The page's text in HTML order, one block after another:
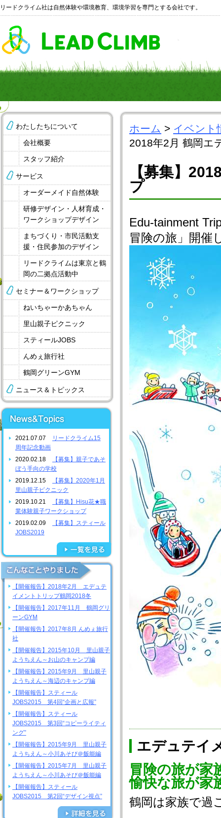
リードクライム社は自然体験や環境教育、環境学習を専門とする会社です。
ホーム > イベント
2018年2月 鶴岡エ
【募集】
プ
Edu-tainment
冒険の旅」開催
エデュテイ
冒険の旅が家
愉快な旅が家
鶴岡は家族で過
わたしたちについて
会社概要
スタッフ紹介
サービス
オーダーメイド自然体験
研修デザイン・人材育成・
ワークショップデザイン
まちづくり・市民活動支
援・住民参加のデザイン
リードクライムは東京と鶴
岡の二拠点活動中
セミナー＆ワークショップ
ねいちゃーかあちゃん
里山親子ピクニック
スティールJOBS
んめぇ旅行社
鶴岡グリーンGYM
ニュース＆トピックス
2021.07.07
リードクライム15
周年記念動画
2020.02.18
【募集】親子であそ
ぼう手向の学校
2019.12.15
【募集】2020年1月
里山親子ピクニック
2019.10.21
【募集】Hisu花★職
業体験親子ワークショップ
2019.02.09
【募集】スティール
JOBS2019
【開催報告】2018年2月 エデュテ
イメントトリップ鶴岡2018冬
【開催報告】2017年11月 鶴岡グリ
ーンGYM
【開催報告】2017年8月 んめぇ旅行
社
【開催報告】2015年10月 里山親子
ようちえん～お山のキャンプ編
【開催報告】2015年9月 里山親子
ようちえん～海辺のキャンプ編
【開催報告】スティール
JOBS2015 第4回“企画と広報”
【開催報告】スティール
JOBS2015 第3回“コピーライティ
ング”
【開催報告】2015年9月 里山親子
ようちえん～小川あそび＠飯能編
【開催報告】2015年7月 里山親子
ようちえん～小川あそび＠飯能編
【開催報告】スティール
JOBS2015 第2回“デザイン視点”